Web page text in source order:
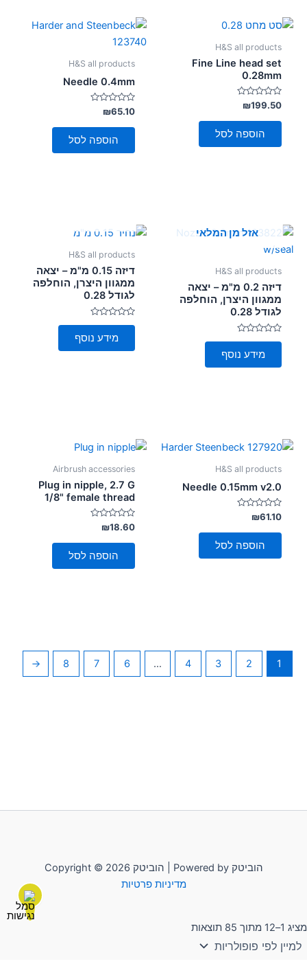
מציג 1–12 מתוך 85 תוצאות
H&S all products
Fine Line head set
0.28mm
דורג
0
מתוך
₪199.50
הוספה לסל
H&S all products
Needle 0.4mm
דורג
0
מתוך
₪65.10
הוספה לסל
אזל מן המלאי
H&S all products
דיזה 0.2 מ"מ – יצאה
ממגוון היצרן, הוחלפה
לגודל 0.28
דורג
מתוך
5
מידע נוסף
H&S all products
דיזה 0.15 מ"מ – יצאה
ממגוון היצרן, הוחלפה
לגודל 0.28
דורג
מתוך
5
מידע נוסף
H&S all products
Needle 0.15mm v2.0
דורג
0
מתוך
₪61.10
הוספה לסל
Airbrush accessories
Plug in nipple, 2.7 G
1/8" female thread
דורג
0
מתוך
₪18.60
הוספה לסל
1
2
3
4
…
6
7
8
←
Copyright © 2026 הוביטק | Powered by הוביטק
מדיניות פרטיות